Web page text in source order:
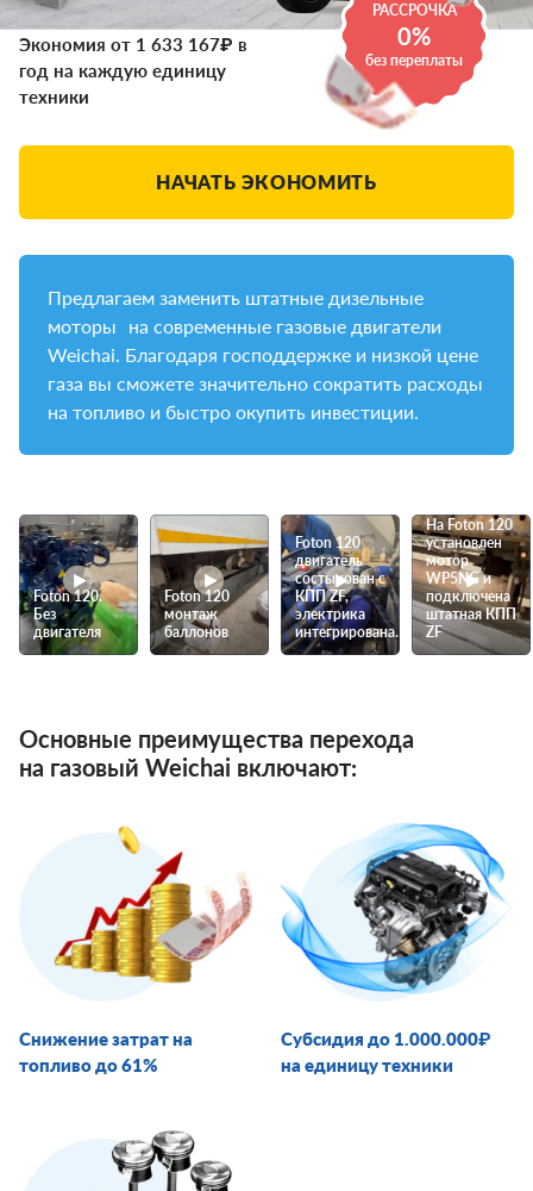
РАССРОЧКА
0%
без переплаты
Экономия от 1 633 167₽ в
год на каждую единицу
техники
НАЧАТЬ ЭКОНОМИТЬ
Предлагаем заменить штатные дизельные
моторы на современные газовые двигатели
Weichai. Благодаря господдержке и низкой цене
газа вы сможете значительно сократить расходы
на топливо и быстро окупить инвестиции.
Foton 120.
Без
двигателя
Foton 120
монтаж
баллонов
Foton 120
двигатель
состыкован с
КПП ZF,
электрика
интегрирована.
На Foton 120
установлен
мотор
WP5NG и
подключена
штатная КПП
ZF
Основные преимущества перехода
на газовый Weichai включают:
Снижение затрат на
топливо до 61%
Субсидия до 1.000.000₽
на единицу техники